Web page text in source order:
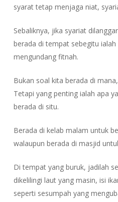
syarat tetap menjaga niat,
Sebaliknya, jika syariat
berada di tempat sebegitu
mengundang fitnah.
Bukan soal kita berada di
Tetapi yang penting ialah apa
berada di situ.
Berada di kelab malam untuk
walaupun berada di masjid
Di tempat yang buruk, jadilah
dikelilingi laut yang masin, isi
seperti sesumpah yang